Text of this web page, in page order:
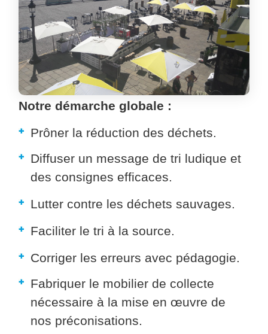
Notre démarche globale :
Prôner la réduction des déchets.
Diffuser un message de tri ludique et
des consignes efficaces.
Lutter contre les déchets sauvages.
Faciliter le tri à la source.
Corriger les erreurs avec pédagogie.
Fabriquer le mobilier de collecte
nécessaire à la mise en œuvre de
nos préconisations.